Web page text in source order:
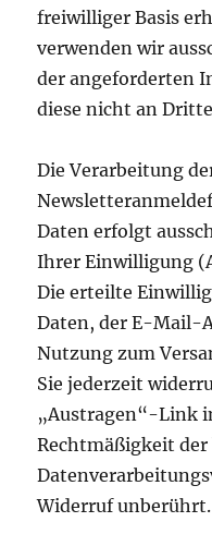
freiwilliger Basis
verwenden wir
der angeforderten
diese nicht an
Die Verarbeitung
Daten erfolgt
Ihrer Einwilligung
Die erteilte
Daten, der E-Mail-
Nutzung zum
Sie jederzeit
„Austragen“-Link
Rechtmäßigkeit
Widerruf unberührt.